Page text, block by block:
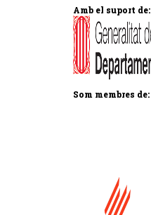
Amb el suport de:
Som membres de: